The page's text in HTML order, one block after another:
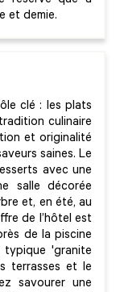
et demie.
clé : les plats
culinaire
et originalité
saines. Le
avec une
salle décorée
et, en été, au
de l’hôtel est
de la piscine
'granite
terrasses et le
savourer une